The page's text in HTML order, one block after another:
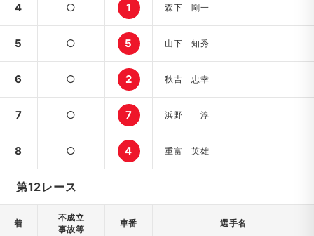
4 ○ 1 森下 剛一
5 ○ 5 山下 知秀
6 ○ 2 秋吉 忠幸
7 ○ 7 浜野 淳
8 ○ 4 重富 英雄
第12レース
着
不成立
事故等
車番 選手名